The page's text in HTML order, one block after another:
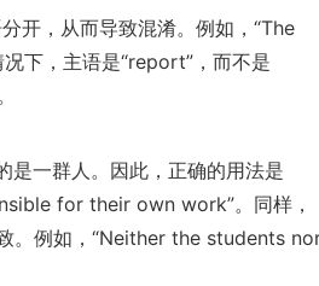
开，从而导致混淆。例如，“The
下，主语是“report”，而不是
是一群人。因此，正确的用法是
for their own work”。同样，
。例如，“Neither the students